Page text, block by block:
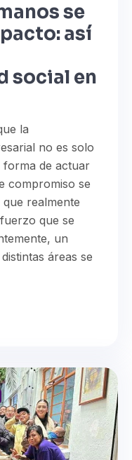
se
así
social en
la
no es solo
de actuar
compromiso se
realmente
que se
un
áreas se